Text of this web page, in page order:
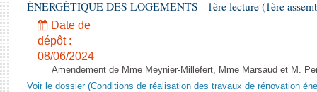
ÉNERGÉTIQUE DES LOGEMENTS - 1ère lecture (1ère
Date de
dépôt :
08/06/2024
Amendement de Mme Meynier-Millefert, Mme Marsaud et M.
Voir le dossier (Conditions de réalisation des travaux de rénovation